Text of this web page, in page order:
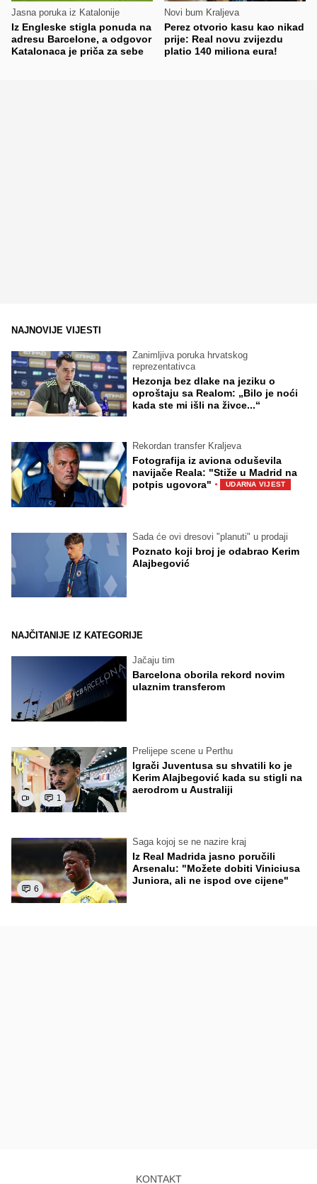
Jasna poruka iz Katalonije
Iz Engleske stigla ponuda na
adresu Barcelone, a odgovor
Katalonaca je priča za sebe
Novi bum Kraljeva
Perez otvorio kasu kao nikad
prije: Real novu zvijezdu
platio 140 miliona eura!
NAJNOVIJE VIJESTI
Zanimljiva poruka hrvatskog
reprezentativca
Hezonja bez dlake na jeziku o
oproštaju sa Realom: „Bilo je noći
kada ste mi išli na živce...“
Rekordan transfer Kraljeva
Fotografija iz aviona oduševila
navijače Reala: "Stiže u Madrid na
potpis ugovora" · UDARNA VIJEST
Sada će ovi dresovi "planuti" u prodaji
Poznato koji broj je odabrao Kerim
Alajbegović
NAJČITANIJE IZ KATEGORIJE
Jačaju tim
Barcelona oborila rekord novim
ulaznim transferom
1
Prelijepe scene u Perthu
Igrači Juventusa su shvatili ko je
Kerim Alajbegović kada su stigli na
aerodrom u Australiji
6
Saga kojoj se ne nazire kraj
Iz Real Madrida jasno poručili
Arsenalu: "Možete dobiti Viniciusa
Juniora, ali ne ispod ove cijene"
KONTAKT